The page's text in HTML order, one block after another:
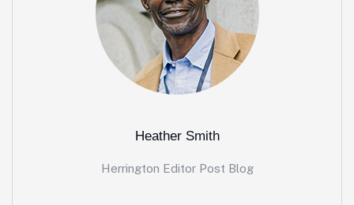
Heather Smith
Herrington Editor Post Blog